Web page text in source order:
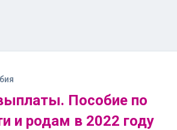
Пособие по
и родам в 2022 году